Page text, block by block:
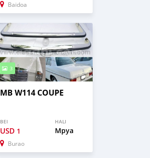
Baidoa
3
MB W114 COUPE
BEI
USD 1
HALI
Mpya
Burao